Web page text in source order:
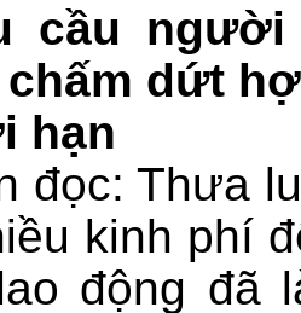
cầu
dứt
hạn
đọc: Thưa
kinh phí
động đã